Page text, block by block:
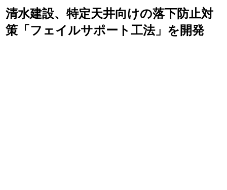
清水建設、特定天井向けの落下防止対
策「フェイルサポート工法」を開発